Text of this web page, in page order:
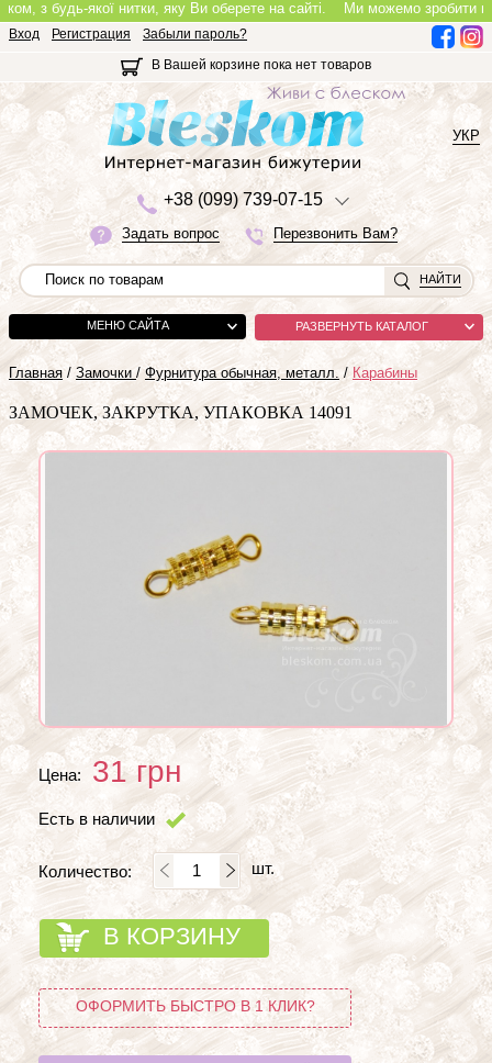
з будь-якої нитки, яку Ви оберете на сайті.Ми можемо зробити
Вход Регистрация
Забыли пароль?
В Вашей корзине пока нет товаров
+38 (099) 739-07-15
Задать вопрос Перезвонить Вам?
УКР
НАЙТИ
МЕНЮ САЙТА РАЗВЕРНУТЬ КАТАЛОГ
Главная / Замочки / Фурнитура обычная, металл. / Карабины
ЗАМОЧЕК, ЗАКРУТКА, УПАКОВКА 14091
Цена: 31грн
Есть в наличии
Количество: шт.
В КОРЗИНУ
ОФОРМИТЬ БЫСТРО В 1 КЛИК?